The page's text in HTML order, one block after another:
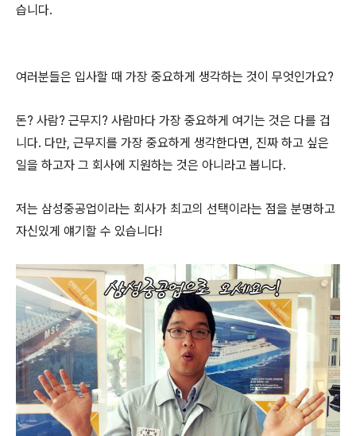
습니다.
여러분들은 입사할 때 가장 중요하게 생각하는 것이 무엇인가요?
돈? 사람? 근무지? 사람마다 가장 중요하게 여기는 것은 다를 겁
니다. 다만, 근무지를 가장 중요하게 생각한다면, 진짜 하고 싶은
일을 하고자 그 회사에 지원하는 것은 아니라고 봅니다.
저는 삼성중공업이라는 회사가 최고의 선택이라는 점을 분명하고
자신있게 얘기할 수 있습니다!